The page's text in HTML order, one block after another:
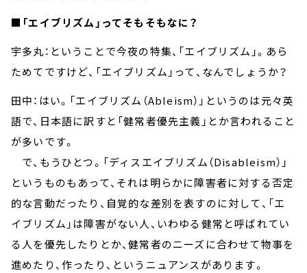
■「エイブリズム」ってそもそもなに？
宇多丸：ということで今夜の特集、「エイブリズム」。あら
ためてですけど、「エイブリズム」って、なんでしょうか？
田中：はい。「エイブリズム（Ableism）」というのは元々英
語で、日本語に訳すと「健常者優先主義」とか言われること
が多いです。
で、もうひとつ。「ディスエイブリズム（Disableism）」
というものもあって、それは明らかに障害者に対する否定
的な言動だったり、自覚的な差別を表すのに対して、「エ
イブリズム」は障害がない人、いわゆる健常と呼ばれてい
る人を優先したりとか、健常者のニーズに合わせて物事を
進めたり、作ったり、というニュアンスがあります。